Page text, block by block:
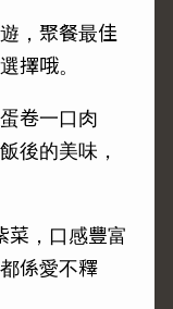
，聚餐最佳
擇哦。
卷一口肉
後的美味，
菜，口感豐富
係愛不釋